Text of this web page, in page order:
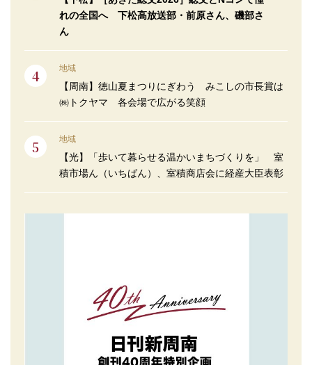
れの全国へ 下松高放送部・前原さん、磯部さ
ん
地域
【周南】徳山夏まつりにぎわう みこしの市長賞は
㈱トクヤマ 各会場で広がる笑顔
地域
【光】「歩いて暮らせる温かいまちづくりを」 室
積市場ん（いちばん）、室積商店会に経産大臣表彰